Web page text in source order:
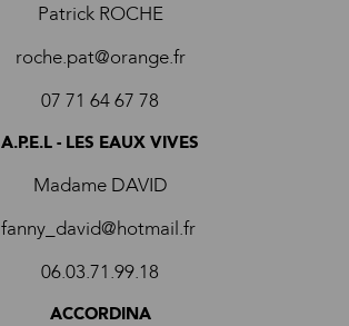
Patrick ROCHE
roche.pat@orange.fr
07 71 64 67 78
A.P.E.L - LES EAUX VIVES
Madame DAVID
fanny_david@hotmail.fr
06.03.71.99.18
ACCORDINA